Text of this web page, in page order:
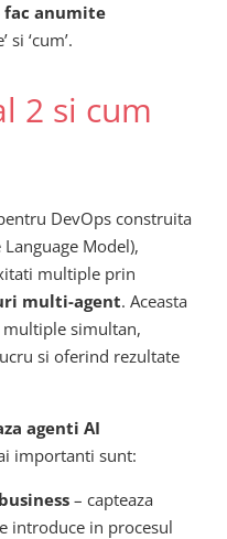
fac anumite
si ‘cum’.
2 si cum
DevOps construita
Model),
multiple prin
multi-agent. Aceasta
simultan,
si oferind rezultate
agenti AI
importanti sunt:
– capteaza
introduce in procesul